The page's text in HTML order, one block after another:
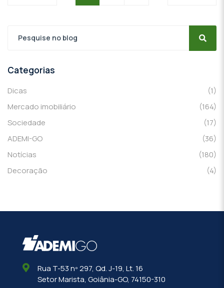
Categorias
Dicas
(1)
Mercado imobiliário
(164)
Sociedade
(17)
ADEMI-GO
(36)
Notícias
(180)
Decoração
(4)
Rua T-53 nº 297, Qd. J-19, Lt. 16
Setor Marista, Goiânia-GO, 74150-310